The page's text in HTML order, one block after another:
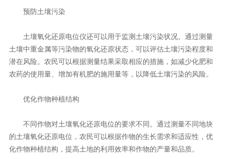
预防土壤污染
土壤氧化还原电位仪还可以用于监测土壤污染状况。通过测量
土壤中重金属等污染物的氧化还原状态，可以评估土壤污染程度和
潜在风险。农民可以根据测量结果采取相应的措施，如减少化肥和
农药的使用量、增加有机肥的施用量等，以降低土壤污染的风险。
优化作物种植结构
不同作物对土壤氧化还原电位的要求不同。通过测量不同地块
的土壤氧化还原电位，农民可以根据作物的生长需求和适应性，优
化作物种植结构，提高土地的利用效率和作物的产量和品质。